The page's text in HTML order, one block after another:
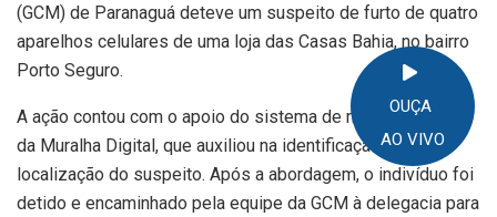
OUÇA
AO VIVO
(GCM) de Paranaguá deteve um suspeito de furto de quatro
aparelhos celulares de uma loja das Casas Bahia, no bairro
Porto Seguro.
A ação contou com o apoio do sistema de monitoramento
da Muralha Digital, que auxiliou na identificação e
localização do suspeito. Após a abordagem, o indivíduo foi
detido e encaminhado pela equipe da GCM à delegacia para